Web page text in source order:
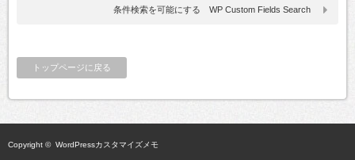
条件検索を可能にする WP Custom Fields Search
トップページに戻る
Copyright © WordPressカスタマイズメモ